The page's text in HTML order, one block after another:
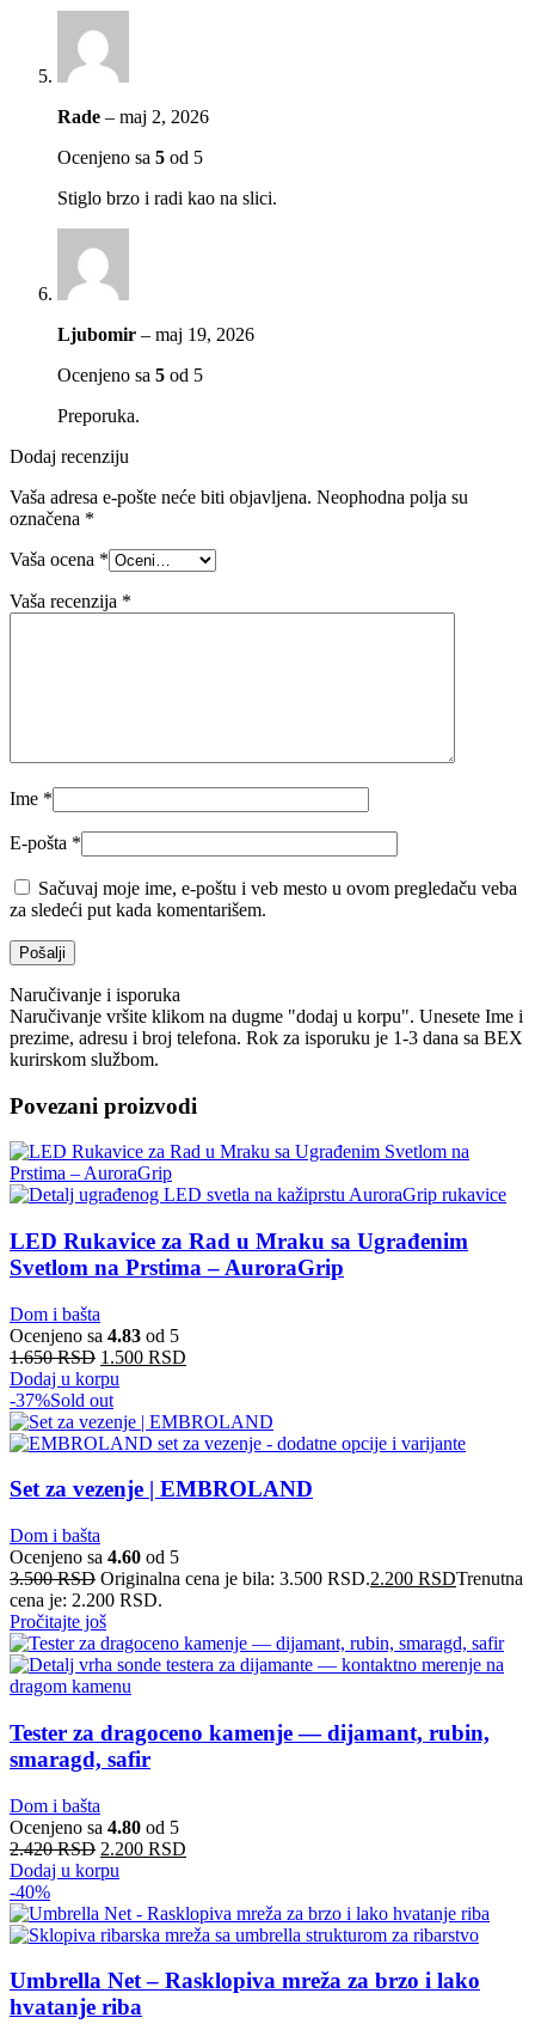
Rade – maj 2, 2026
Ocenjeno sa 5 od 5
Stiglo brzo i radi kao na slici.
Ljubomir – maj 19, 2026
Ocenjeno sa 5 od 5
Preporuka.
Dodaj recenziju
Vaša adresa e-pošte neće biti objavljena. Neophodna polja su
označena *
Vaša ocena *
Vaša recenzija *
Ime *
E-pošta *
Sačuvaj moje ime, e-poštu i veb mesto u ovom pregledaču veba
za sledeći put kada komentarišem.
Naručivanje i isporuka
Naručivanje vršite klikom na dugme "dodaj u korpu". Unesete Ime i
prezime, adresu i broj telefona. Rok za isporuku je 1-3 dana sa BEX
kurirskom službom.
Povezani proizvodi
LED Rukavice za Rad u Mraku sa Ugrađenim
Svetlom na Prstima – AuroraGrip
Dom i bašta
Ocenjeno sa 4.83 od 5
1.650RSD 1.500 RSD
Dodaj u korpu
-37%Sold out
Set za vezenje | EMBROLAND
Dom i bašta
Ocenjeno sa 4.60 od 5
3.500RSD Originalna cena je bila: 3.500 RSD.2.200 RSDTrenutna
cena je: 2.200 RSD.
Pročitajte još
Tester za dragoceno kamenje — dijamant, rubin,
smaragd, safir
Dom i bašta
Ocenjeno sa 4.80 od 5
2.420RSD 2.200 RSD
Dodaj u korpu
-40%
Umbrella Net – Rasklopiva mreža za brzo i lako
hvatanje riba